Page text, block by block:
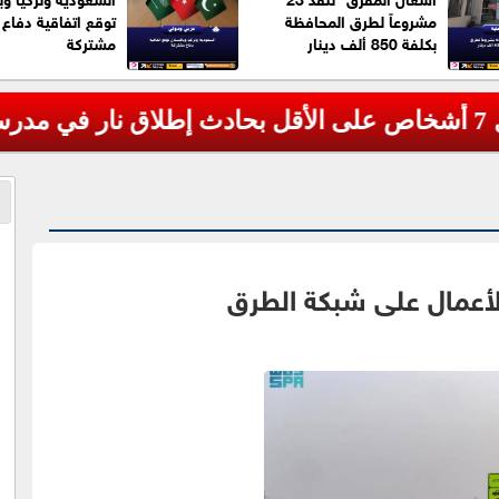
مشروعاً لطرق المحافظة
بكلفة 850 ألف دينار
توقع اتفاقية دفاع
مشتركة